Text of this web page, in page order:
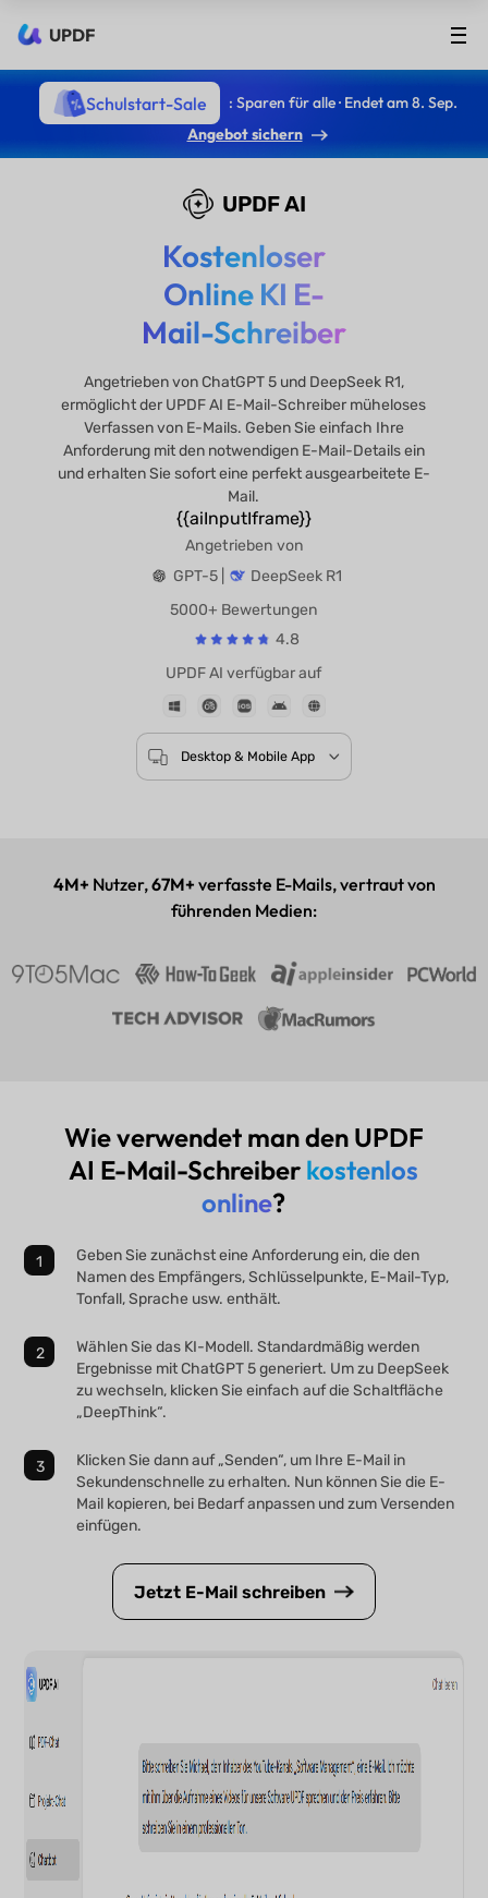
UPDF
Schulstart-Sale
: Sparen für alle · Endet am 8. Sep.
Angebot sichern
UPDF AI
Kostenloser
Online KI E-
Mail-Schreiber
Angetrieben von ChatGPT 5 und DeepSeek R1,
ermöglicht der UPDF AI E-Mail-Schreiber müheloses
Verfassen von E-Mails. Geben Sie einfach Ihre
Anforderung mit den notwendigen E-Mail-Details ein
und erhalten Sie sofort eine perfekt ausgearbeitete E-
Mail.
{{aiInputIframe}}
Angetrieben von
5000+ Bewertungen
UPDF AI verfügbar auf
4M+ Nutzer,67M+ verfasste E-Mails, vertraut von
führenden Medien:
Wie verwendet man den UPDF
AI E-Mail-Schreiber kostenlos
online?
Geben Sie zunächst eine Anforderung ein, die den
Namen des Empfängers, Schlüsselpunkte, E-Mail-Typ,
Tonfall, Sprache usw. enthält.
Wählen Sie das KI-Modell. Standardmäßig werden
Ergebnisse mit ChatGPT 5 generiert. Um zu DeepSeek
zu wechseln, klicken Sie einfach auf die Schaltfläche
„DeepThink“.
Klicken Sie dann auf „Senden“, um Ihre E-Mail in
Sekundenschnelle zu erhalten. Nun können Sie die E-
Mail kopieren, bei Bedarf anpassen und zum Versenden
einfügen.
Jetzt E-Mail schreiben